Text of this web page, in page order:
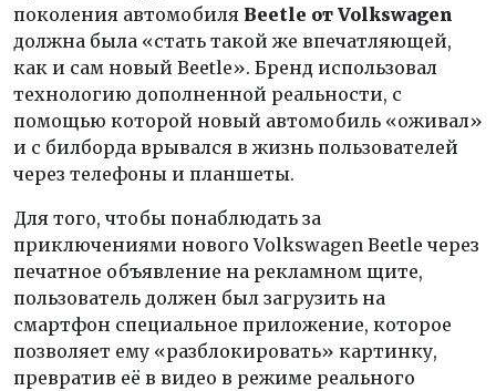
поколения автомобиля Beetle от Volkswagen
должна была «стать такой же впечатляющей,
как и сам новый Beetle». Бренд использовал
технологию дополненной реальности, с
помощью которой новый автомобиль «оживал»
и с билборда врывался в жизнь пользователей
через телефоны и планшеты.
Для того, чтобы понаблюдать за
приключениями нового Volkswagen Beetle через
печатное объявление на рекламном щите,
пользователь должен был загрузить на
смартфон специальное приложение, которое
позволяет ему «разблокировать» картинку,
превратив её в видео в режиме реального